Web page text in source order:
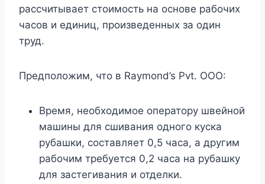
рассчитывает стоимость на основе рабочих
часов и единиц, произведенных за один
труд.
Предположим, что в Raymond’s Pvt. ООО:
Время, необходимое оператору швейной
машины для сшивания одного куска
рубашки, составляет 0,5 часа, а другим
рабочим требуется 0,2 часа на рубашку
для застегивания и отделки.